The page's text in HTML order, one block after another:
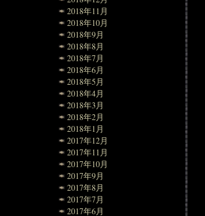
2018年11月
2018年10月
2018年9月
2018年8月
2018年7月
2018年6月
2018年5月
2018年4月
2018年3月
2018年2月
2018年1月
2017年12月
2017年11月
2017年10月
2017年9月
2017年8月
2017年7月
2017年6月